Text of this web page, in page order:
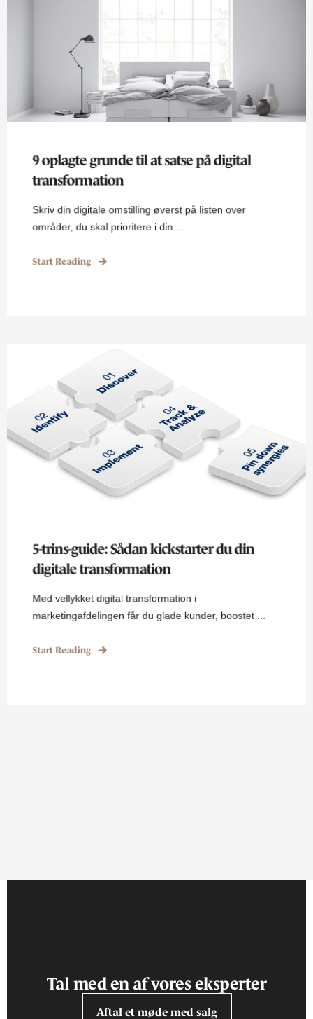
9 oplagte grunde til at satse på digital
transformation
Skriv din digitale omstilling øverst på listen over
områder, du skal prioritere i din ...
Start Reading
5-trins-guide: Sådan kickstarter du din
digitale transformation
Med vellykket digital transformation i
marketingafdelingen får du glade kunder, boostet ...
Start Reading
Tal med en af vores eksperter
Aftal et møde med salg